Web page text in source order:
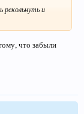
рекольнуть и
что забыли